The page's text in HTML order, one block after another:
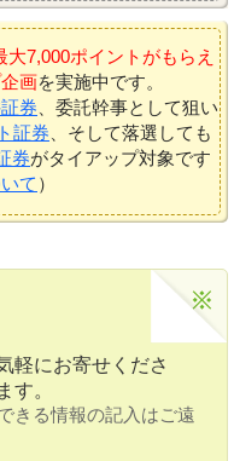
大7,000ポイントがもらえ
画を実施中です。
券 、委託幹事として狙い
証券 、そして落選しても
券がタイアップ対象です
て ）
軽にお寄せくださ
す。
きる情報の記入はご遠